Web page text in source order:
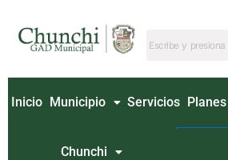
contenido
Inicio Municipio Servicios Planes
Chunchi